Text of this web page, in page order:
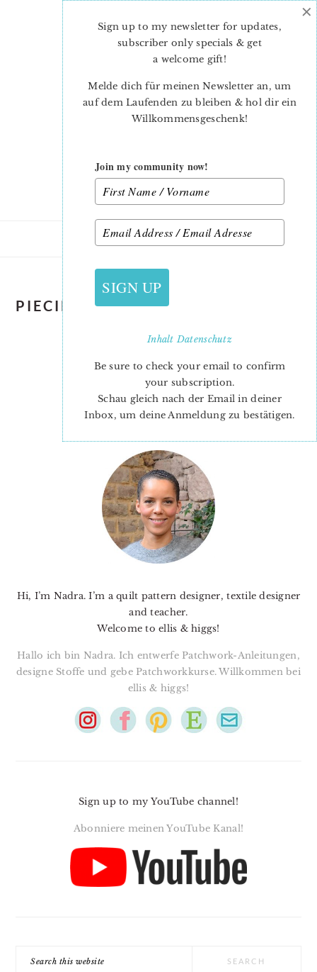
PIECING
PRIMARY
Hi, I’m Nadra. I’m a quilt pattern designer, textile designer
and teacher.
Welcome to ellis & higgs!
Hallo ich bin Nadra. Ich entwerfe Patchwork-Anleitungen,
designe Stoffe und gebe Patchworkkurse. Willkommen bei
ellis & higgs!
Sign up to my YouTube channel!
Abonniere meinen YouTube Kanal!
Sign up to my newsletter for updates,
subscriber only specials & get
a welcome gift!
Melde dich für meinen Newsletter an, um
auf dem Laufenden zu bleiben & hol dir ein
Willkommensgeschenk!
Join my community now!
SIGN UP
InhaltDatenschutz
Be sure to check your email to confirm
your subscription.
Schau gleich nach der Email in deiner
Inbox, um deine Anmeldung zu bestätigen.
×